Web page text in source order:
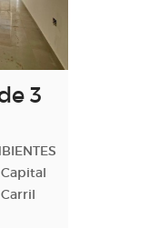
3